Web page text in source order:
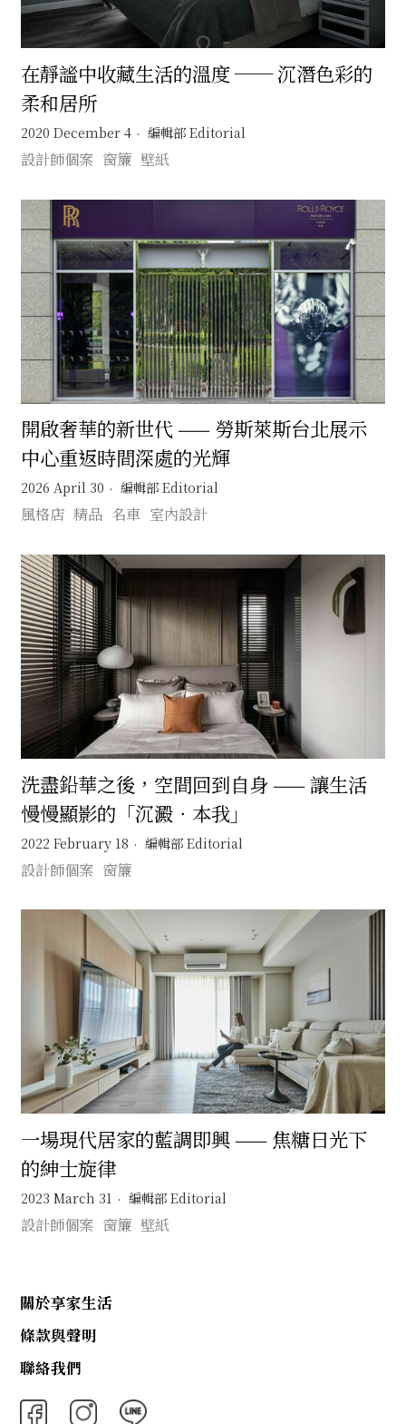
在靜謐中收藏生活的溫度 ── 沉潛色彩的
柔和居所
2020 December 4 編輯部 Editorial
設計師個案 窗簾 壁紙
開啟奢華的新世代 —— 勞斯萊斯台北展示
中心重返時間深處的光輝
2026 April 30 編輯部 Editorial
風格店 精品 名車 室內設計
洗盡鉛華之後，空間回到自身 —— 讓生活
慢慢顯影的「沉澱．本我」
2022 February 18 編輯部 Editorial
設計師個案 窗簾
一場現代居家的藍調即興 —— 焦糖日光下
的紳士旋律
2023 March 31 編輯部 Editorial
設計師個案 窗簾 壁紙
關於享家生活
條款與聲明
聯絡我們